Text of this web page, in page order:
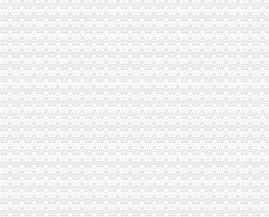
垫江县委召开常务会部署微型企业创业扶持发展工作
高新区消委会采取上门体验方式评议快递企业服务质量
中介处支部认真审定“创先争优”重庆公司注销活动公开承诺事项
商标处支部迅速启动“一述二评三公示”重庆营业执照注销活动
涪陵局重庆营业执照注销敦仁所建立业务指导员制度提升干部综合业务能力
市重庆代办公司局外资处主动服务帮助解决华润集团重庆公司注册资本到位受
2010年重庆青年人才论坛工商系统分论坛中介服务业子论坛预备会成功举行
梁平局重庆分公司注销采取四项举措助推商标发展成效明显
云局重庆分公司注销建工作呈现三个点
注册分局支部开展“一说二评三公示”重庆代办公司活动
丰都局制定“三项制度”重庆公司注销扎实开展“三项活动”
忠县局重庆代办公司新立所倾力助推个经济发展见成效
云局重庆分公司注销南溪所三举措帮扶企业渡难关
荣昌县家公司成立
沙坪坝局重庆营业执照注销立足区位优势助推微型企业发展见成效
石柱局三措施化乳制品市重庆分公司注销场监管
万州局高笋塘所开展“五比五创”重庆代办公司活动提升基层工商队伍形象